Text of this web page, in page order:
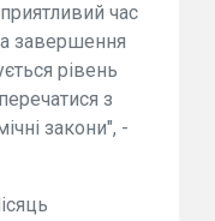
час
завершення
рівень
з
закони", -